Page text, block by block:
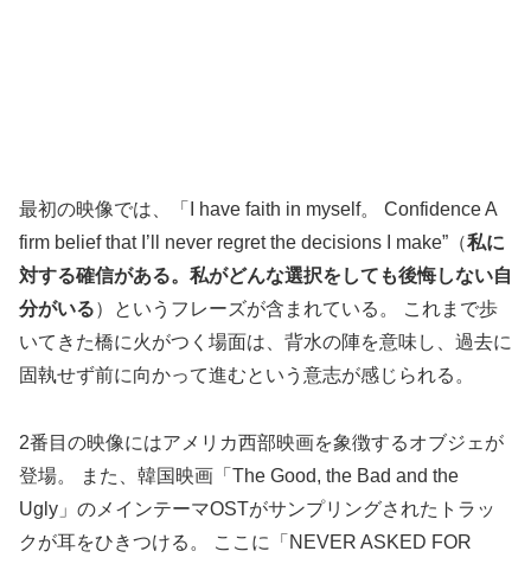
最初の映像では、「I have faith in myself。 Confidence A
firm belief that I’ll never regret the decisions I make”（私に
対する確信がある。私がどんな選択をしても後悔しない自
分がいる）というフレーズが含まれている。 これまで歩
いてきた橋に火がつく場面は、背水の陣を意味し、過去に
固執せず前に向かって進むという意志が感じられる。
2番目の映像にはアメリカ西部映画を象徴するオブジェが
登場。 また、韓国映画「The Good, the Bad and the
Ugly」のメインテーマOSTがサンプリングされたトラッ
クが耳をひきつける。 ここに「NEVER ASKED FOR